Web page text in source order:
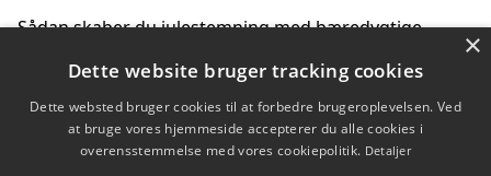
Sådan skaber du julestemning med bæredygtige
Sådan skaber du et bæredygtigt hjem med familien i
×
Dette website bruger tracking cookies
Dette websted bruger cookies til at forbedre brugeroplevelsen. Ved
at bruge vores hjemmeside accepterer du alle cookies i
overensstemmelse med vores cookiepolitik. Detaljer